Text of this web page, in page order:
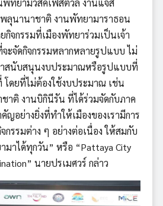
ทยามิวสิคเฟสติวัล งานแจ๊ส
ลุนานาชาติ งานพัทยามาราธอน
จกรรมที่เมืองพัทยาร่วมเป็นเจ้า
ะจัดกิจกรรมหลากหลายรูปแบบ ไม่
สนับสนุนงบประมาณหรือรูปแบบที่
ดยที่ไม่ต้องใช้งบประมาณ เช่น
าติ งานบิกินีรัน ที่ได้ร่วมจัดกับภาค
ญอย่างยิ่งที่ทำให้เมืองของเรามีการ
กรรมต่าง ๆ อย่างต่อเนื่อง ให้สมกับ
มาได้ทุกวัน” หรือ “Pattaya City
นายปรเมศวร์ กล่าว